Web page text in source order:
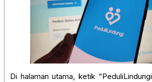
Di halaman utama, ketik